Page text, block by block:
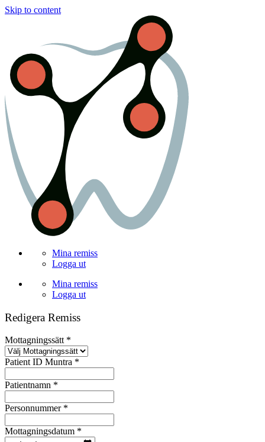
Skip to content
Mina remiss
Logga ut
Mina remiss
Logga ut
Redigera Remiss
Mottagningssätt *
Patient ID Muntra *
Patientnamn *
Personnummer *
Mottagningsdatum *